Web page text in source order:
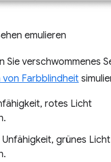
emulieren
Sie verschwommenes
von Farbblindheit
rotes Licht
grünes Licht